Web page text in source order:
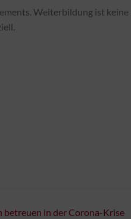
Weiterbildung ist keine
betreuen in der Corona-Krise